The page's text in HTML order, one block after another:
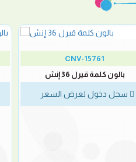
CNV-15761
بالون كلمة قيرل 36 إنش
سجل دخول لعرض السعر